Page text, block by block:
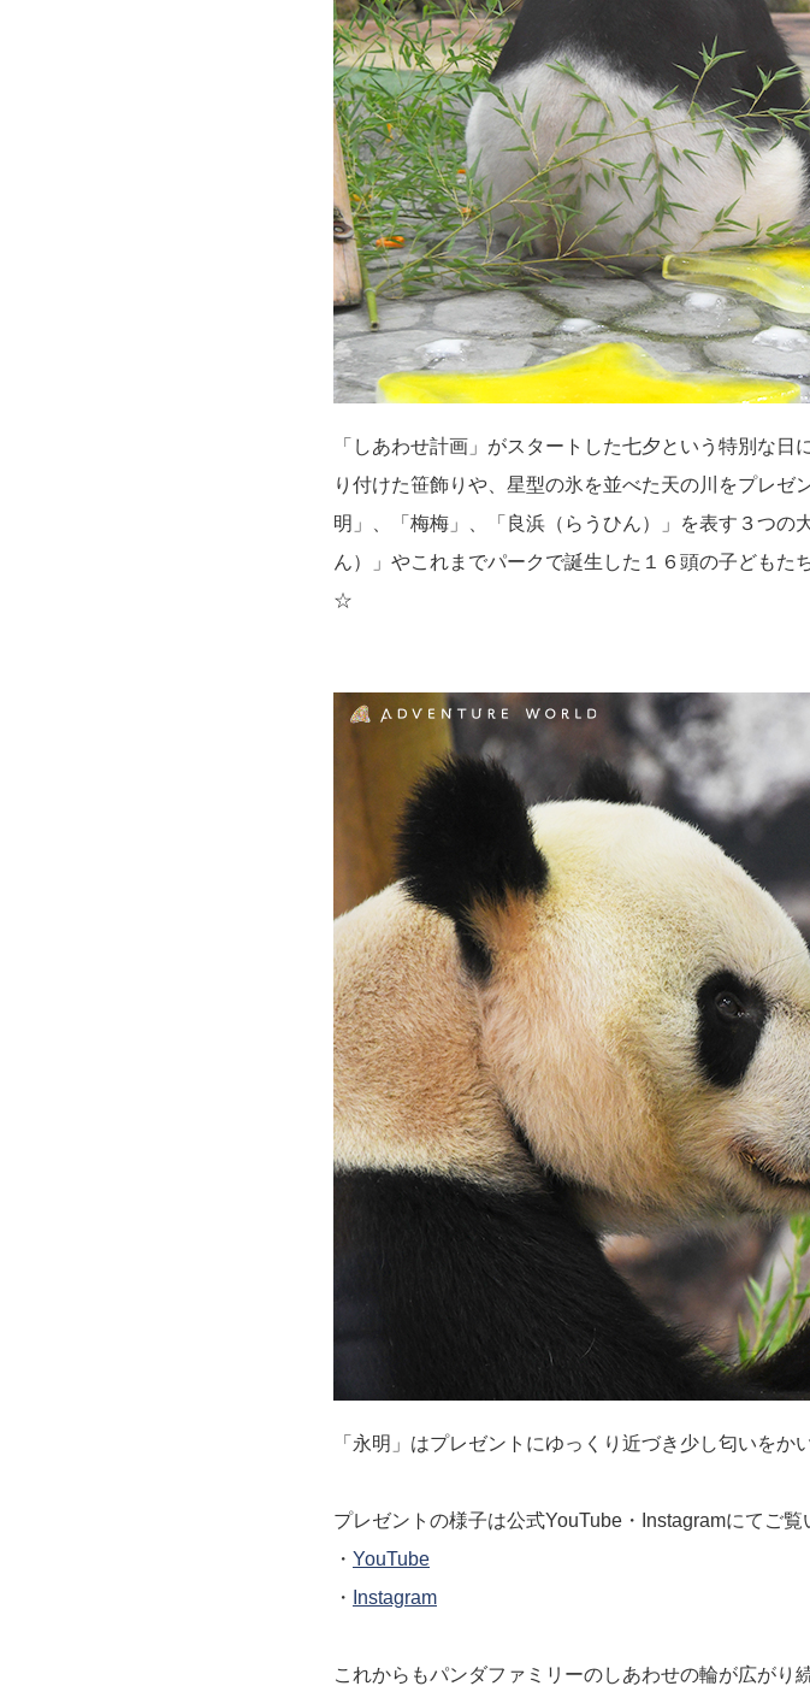
「しあわせ計画」がスタートした七夕という特別な
り付けた笹飾りや、星型の氷を並べた天の川をプレ
明」、「梅梅」、「良浜（らうひん）」を表す３つの
ん）」やこれまでパークで誕生した１６頭の子どもた
☆
「永明」はプレゼントにゆっくり近づき少し匂いを
プレゼントの様子は公式YouTube・Instagramにてご覧
・ YouTube
・
Instagram
これからもパンダファミリーのしあわせの輪が広がり